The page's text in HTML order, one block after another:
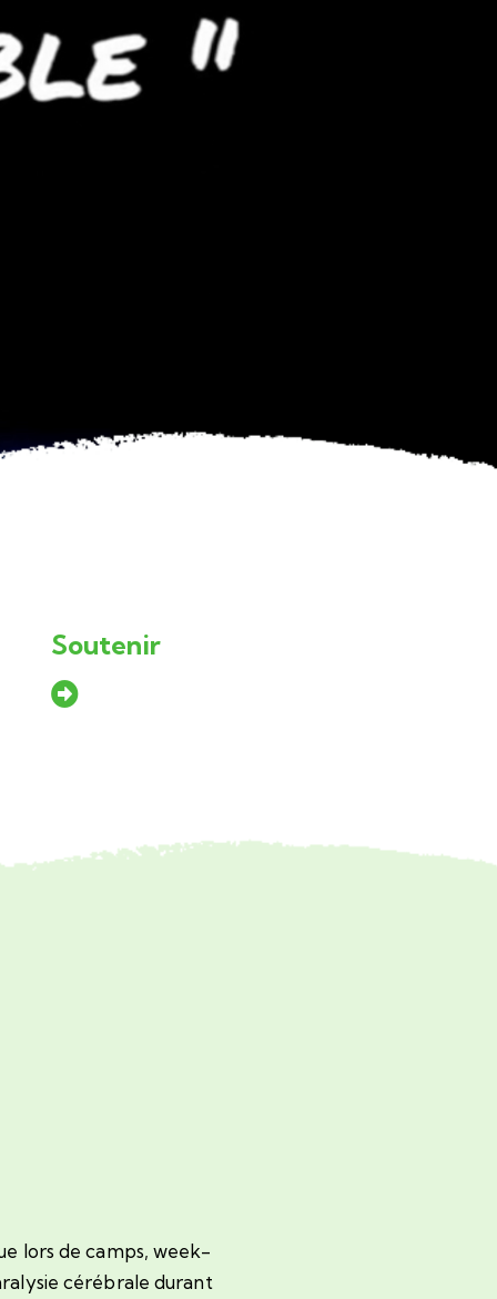
Soutenir
lors de camps, week-
cérébrale durant